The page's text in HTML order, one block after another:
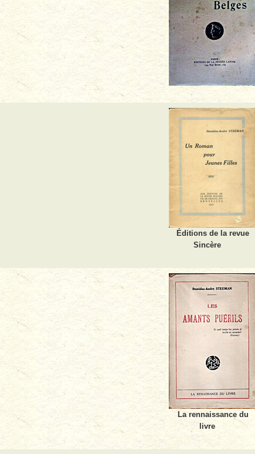
Éditions de la revue
Sincère
La rennaissance du
livre